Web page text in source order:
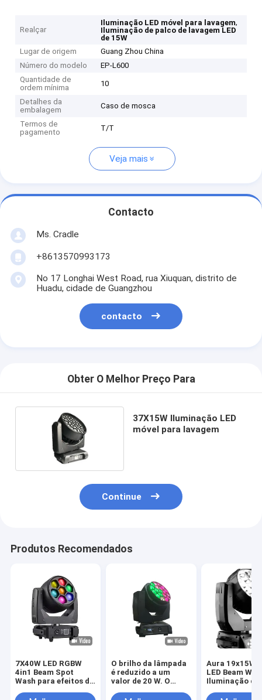
Realçar
Iluminação LED móvel para lavagem,
Iluminação de palco de lavagem LED
de 15W
Lugar de origem
Guang Zhou China
Número do modelo
EP-L600
Quantidade de
ordem mínima
10
Detalhes da
embalagem
Caso de mosca
Termos de
pagamento
T/T
Veja mais
Contacto
Ms. Cradle
+8613570993173
No 17 Longhai West Road, rua Xiuquan, distrito de
Huadu, cidade de Guangzhou
contacto
Obter O Melhor Preço Para
37X15W Iluminação LED
móvel para lavagem
Continue
Produtos Recomendados
7X40W LED RGBW
4in1 Beam Spot
Wash para efeitos de
O brilho da lâmpada
é reduzido a um
valor de 20 W. O
Aura 19x15W
LED Beam
Iluminação de